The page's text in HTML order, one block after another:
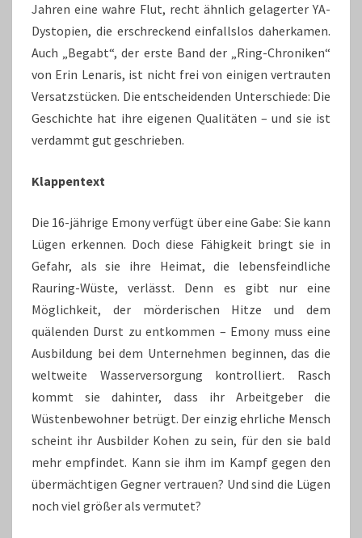
Jahren eine wahre Flut, recht ähnlich gelagerter YA-
Dystopien, die erschreckend einfallslos daherkamen.
Auch „Begabt“, der erste Band der „Ring-Chroniken“
von Erin Lenaris, ist nicht frei von einigen vertrauten
Versatzstücken. Die entscheidenden Unterschiede: Die
Geschichte hat ihre eigenen Qualitäten – und sie ist
verdammt gut geschrieben.
Klappentext
Die 16-jährige Emony verfügt über eine Gabe: Sie kann
Lügen erkennen. Doch diese Fähigkeit bringt sie in
Gefahr, als sie ihre Heimat, die lebensfeindliche
Rauring-Wüste, verlässt. Denn es gibt nur eine
Möglichkeit, der mörderischen Hitze und dem
quälenden Durst zu entkommen – Emony muss eine
Ausbildung bei dem Unternehmen beginnen, das die
weltweite Wasserversorgung kontrolliert. Rasch
kommt sie dahinter, dass ihr Arbeitgeber die
Wüstenbewohner betrügt. Der einzig ehrliche Mensch
scheint ihr Ausbilder Kohen zu sein, für den sie bald
mehr empfindet. Kann sie ihm im Kampf gegen den
übermächtigen Gegner vertrauen? Und sind die Lügen
noch viel größer als vermutet?